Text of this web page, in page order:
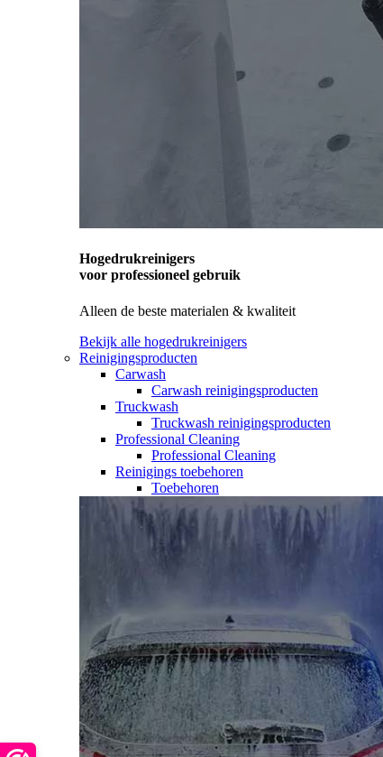
Hogedrukreinigers
voor professioneel gebruik
Alleen de beste materialen & kwaliteit
Bekijk alle hogedrukreinigers
Reinigingsproducten
Carwash
Carwash reinigingsproducten
Truckwash
Truckwash reinigingsproducten
Professional Cleaning
Professional Cleaning
Reinigings toebehoren
Toebehoren